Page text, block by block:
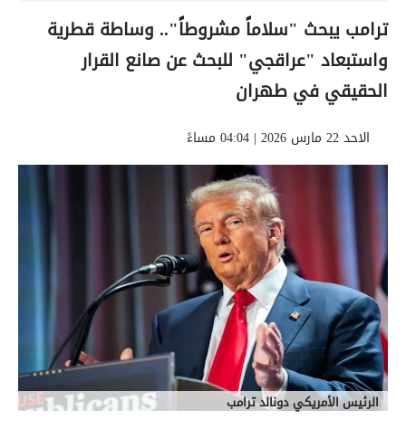
ترامب يبحث "سلاماً مشروطاً".. وساطة قطرية
واستبعاد "عراقجي" للبحث عن صانع القرار
الحقيقي في طهران
الاحد 22 مارس 2026 | 04:04 مساءً
الرئيس الأمريكي دونالد ترامب